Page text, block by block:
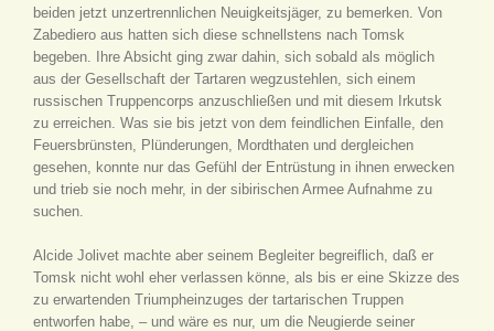
beiden jetzt unzertrennlichen Neuigkeitsjäger, zu bemerken. Von
Zabediero aus hatten sich diese schnellstens nach Tomsk
begeben. Ihre Absicht ging zwar dahin, sich sobald als möglich
aus der Gesellschaft der Tartaren wegzustehlen, sich einem
russischen Truppencorps anzuschließen und mit diesem Irkutsk
zu erreichen. Was sie bis jetzt von dem feindlichen Einfalle, den
Feuersbrünsten, Plünderungen, Mordthaten und dergleichen
gesehen, konnte nur das Gefühl der Entrüstung in ihnen erwecken
und trieb sie noch mehr, in der sibirischen Armee Aufnahme zu
suchen.
Alcide Jolivet machte aber seinem Begleiter begreiflich, daß er
Tomsk nicht wohl eher verlassen könne, als bis er eine Skizze des
zu erwartenden Triumpheinzuges der tartarischen Truppen
entworfen habe, – und wäre es nur, um die Neugierde seiner